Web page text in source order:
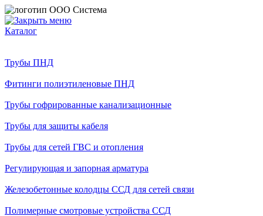
Каталог
Трубы ПНД
Фитинги полиэтиленовые ПНД
Трубы гофрированные канализационные
Трубы для защиты кабеля
Трубы для сетей ГВС и отопления
Регулирующая и запорная арматура
Железобетонные колодцы ССД для сетей связи
Полимерные смотровые устройства ССД